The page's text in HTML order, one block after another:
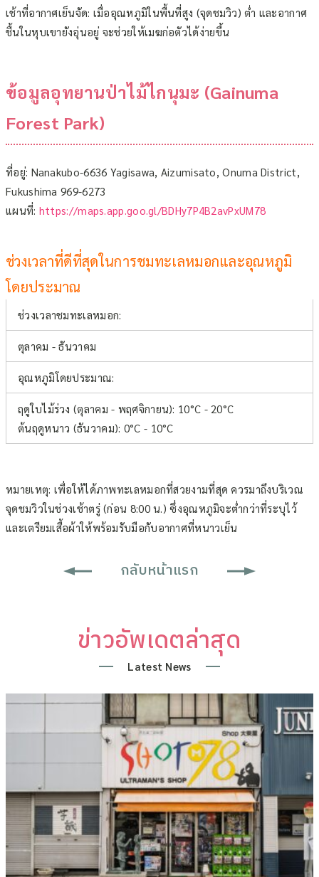
เช้าที่อากาศเย็นจัด: เมื่ออุณหภูมิในพื้นที่สูง (จุดชมวิว) ต่ำ และอากาศ
ชื้นในหุบเขายังอุ่นอยู่ จะช่วยให้เมฆก่อตัวได้ง่ายขึ้น
ข้อมูลอุทยานป่าไม้ไกนุมะ (Gainuma
Forest Park)
ที่อยู่: Nanakubo-6636 Yagisawa, Aizumisato, Onuma District,
Fukushima 969-6273
แผนที่: https://maps.app.goo.gl/BDHy7P4B2avPxUM78
ช่วงเวลาที่ดีที่สุดในการชมทะเลหมอกและอุณหภูมิ
โดยประมาณ
ช่วงเวลาชมทะเลหมอก:
ตุลาคม - ธันวาคม
อุณหภูมิโดยประมาณ:
ฤดูใบไม้ร่วง (ตุลาคม - พฤศจิกายน): 10°C - 20°C
ต้นฤดูหนาว (ธันวาคม): 0°C - 10°C
หมายเหตุ: เพื่อให้ได้ภาพทะเลหมอกที่สวยงามที่สุด ควรมาถึงบริเวณ
จุดชมวิวในช่วงเช้าตรู่ (ก่อน 8:00 น.) ซึ่งอุณหภูมิจะต่ำกว่าที่ระบุไว้
และเตรียมเสื้อผ้าให้พร้อมรับมือกับอากาศที่หนาวเย็น
กลับหน้าแรก
ข่าวอัพเดตล่าสุด
Latest News